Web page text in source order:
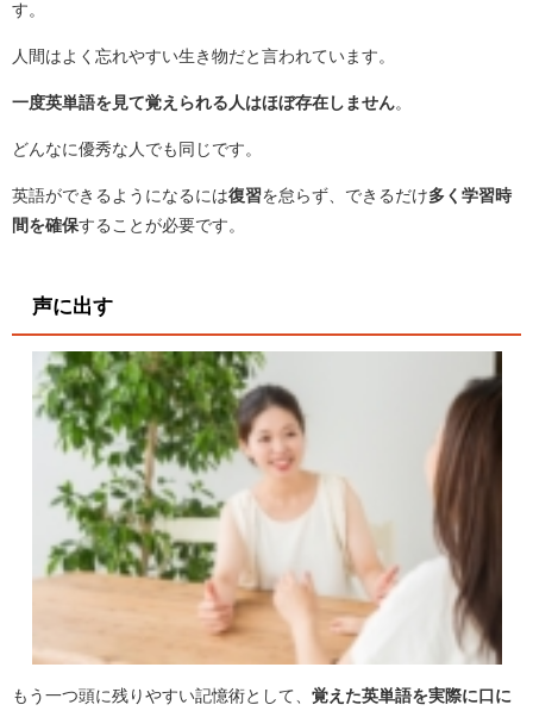
す。
人間はよく忘れやすい生き物だと言われています。
一度英単語を見て覚えられる人はほぼ存在しません。
どんなに優秀な人でも同じです。
英語ができるようになるには復習を怠らず、できるだけ多く学習時
間を確保することが必要です。
声に出す
もう一つ頭に残りやすい記憶術として、 覚えた英単語を実際に 口に